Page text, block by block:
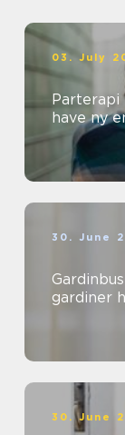
03. July
Parterapi
have ny
30. June
gardiner
30. June